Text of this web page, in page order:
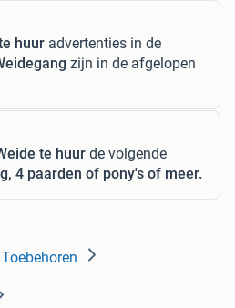
huur advertenties in de
zijn in de afgelopen
te huur de volgende
4 paarden of pony's of meer.